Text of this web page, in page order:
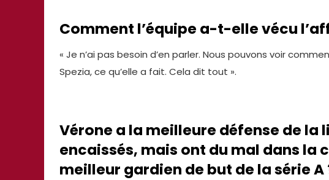
Comment l’équipe a-t-elle vécu
« Je n’ai pas besoin d’en parler. Nous pouvons voir
Spezia, ce qu’elle a fait. Cela dit tout ».
Vérone a la meilleure défense de la
encaissés, mais ont du mal dans la
meilleur gardien de but de la série A